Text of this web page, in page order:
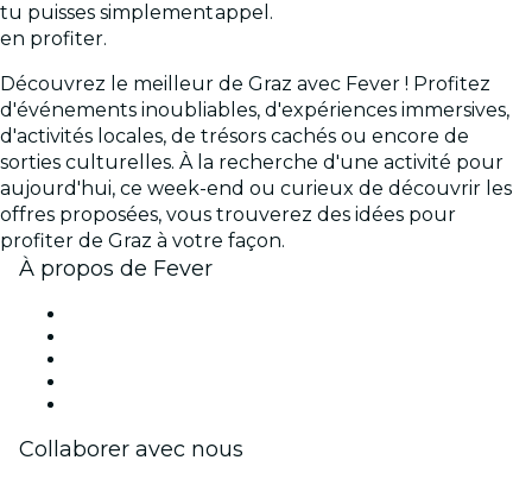
tu puisses simplement
en profiter.
appel.
Découvrez le meilleur de Graz avec Fever ! Profitez
d'événements inoubliables, d'expériences immersives,
d'activités locales, de trésors cachés ou encore de
sorties culturelles. À la recherche d'une activité pour
aujourd'hui, ce week-end ou curieux de découvrir les
offres proposées, vous trouverez des idées pour
profiter de Graz à votre façon.
À propos de Fever
Collaborer avec nous